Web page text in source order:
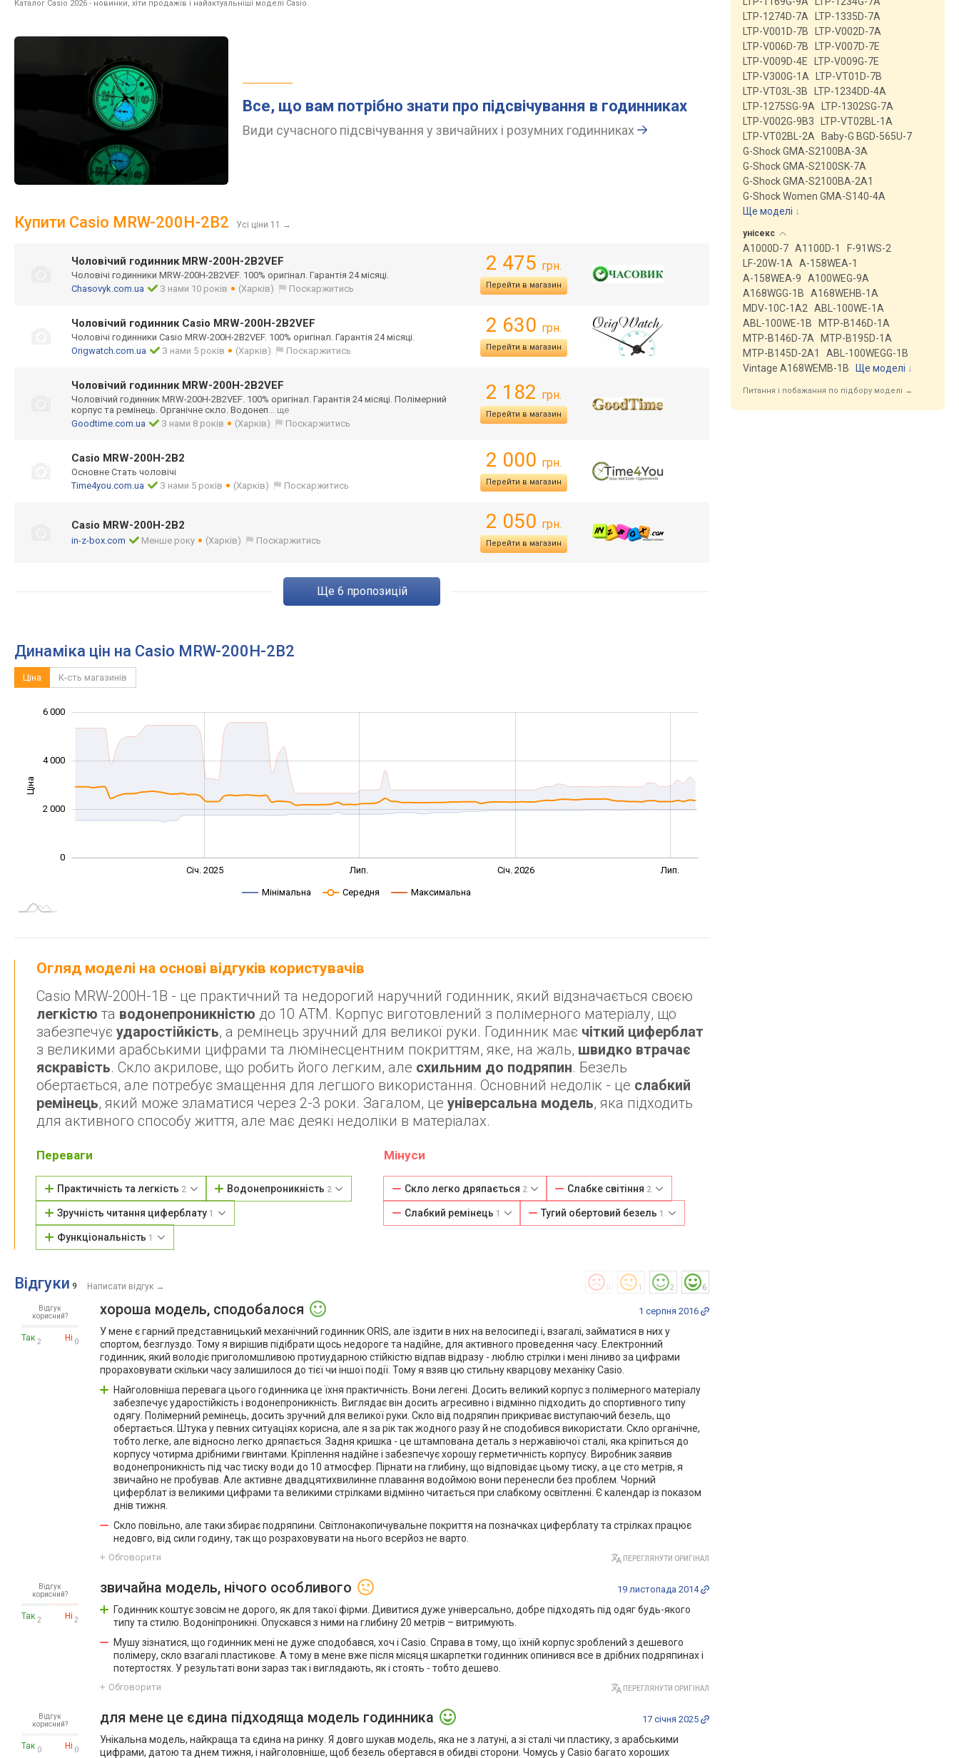
Каталог Casio 2026 - новинки, хіти продажів і найактуальніші моделі Casio.
Все, що вам потрібно знати про підсвічування в годинниках
Види сучасного підсвічування у звичайних і розумних годинниках
Купити Casio MRW-200H-2B2 Усі ціни 11 →
Чоловічий годинник MRW-200H-2B2VEF
Чоловічі годинники MRW-200H-2B2VEF. 100% оригінал. Гарантія 24 місяці.
Chasovyk.com.ua
З нами 10 років (Харків) Поскаржитись
2 475 грн.
Перейти в магазин
Чоловічий годинник Casio MRW-200H-2B2VEF
Чоловічі годинники Casio MRW-200H-2B2VEF. 100% оригінал. Гарантія 24 місяці.
Origwatch.com.ua
З нами 5 років (Харків) Поскаржитись
2 630 грн.
Перейти в магазин
Чоловічий годинник MRW-200H-2B2VEF
Чоловічий годинник MRW-200H-2B2VEF. 100% оригінал. Гарантія 24 місяці. Полімерний
корпус та ремінець. Органічне скло. Водонеп... ще
Goodtime.com.ua
З нами 8 років (Харків) Поскаржитись
2 182 грн.
Перейти в магазин
Casio MRW-200H-2B2
Основне Стать чоловічі
Time4you.com.ua
З нами 5 років (Харків) Поскаржитись
2 000 грн.
Перейти в магазин
Casio MRW-200H-2B2
in-z-box.com Менше року (Харків) Поскаржитись
2 050 грн.
Перейти в магазин
ще 6 пропозицій
Динаміка цін на Casio MRW-200H-2B2
Ціна К-сть магазинів
Ціна
0
2 000
4 000
6 000
Січ. 2025 Лип. Січ. 2026 Лип.
Мінімальна Середня Максимальна
Огляд моделі на основі відгуків користувачів
Casio MRW-200H-1B - це практичний та недорогий наручний годинник, який відзначається своєю
легкістю та водонепроникністю до 10 ATM. Корпус виготовлений з полімерного матеріалу, що
забезпечує ударостійкість, а ремінець зручний для великої руки. Годинник має чіткий циферблат
з великими арабськими цифрами та люмінесцентним покриттям, яке, на жаль, швидко втрачає
яскравість. Скло акрилове, що робить його легким, але схильним до подряпин. Безель
обертається, але потребує змащення для легшого використання. Основний недолік - це слабкий
ремінець, який може зламатися через 2-3 роки. Загалом, це універсальна модель, яка підходить
для активного способу життя, але має деякі недоліки в матеріалах.
Переваги
Практичність та легкість 2 Водонепроникність 2
Зручність читання циферблату 1
Функціональність 1
Мінуси
Скло легко дряпається 2 Слабке світіння 2
Слабкий ремінець 1 Тугий обертовий безель 1
Відгуки 9 Написати відгук → 0 1 2 6
Відгук
корисний?
Так 2 Ні 0
хороша модель, сподобалося 1 серпня 2016
У мене є гарний представницький механічний годинник ORIS, але їздити в них на велосипеді і, взагалі, займатися в них у
спортом, безглуздо. Тому я вирішив підібрати щось недороге та надійне, для активного проведення часу. Електронний
годинник, який володіє приголомшливою протиударною стійкістю відпав відразу - люблю стрілки і мені ліниво за цифрами
прораховувати скільки часу залишилося до тієї чи іншої події. Тому я взяв цю стильну кварцову механіку Casio.
Найголовніша перевага цього годинника це їхня практичність. Вони легені. Досить великий корпус з полімерного матеріалу
забезпечує ударостійкість і водонепроникність. Виглядає він досить агресивно і відмінно підходить до спортивного типу
одягу. Полімерний ремінець, досить зручний для великої руки. Скло від подряпин прикриває виступаючий безель, що
обертається. Штука у певних ситуаціях корисна, але я за рік так жодного разу й не сподобився використати. Скло органічне,
тобто легке, але відносно легко дряпається. Задня кришка - це штампована деталь з нержавіючої сталі, яка кріпиться до
корпусу чотирма дрібними гвинтами. Кріплення надійне і забезпечує хорошу герметичність корпусу. Виробник заявив
водонепроникність під час тиску води до 10 атмосфер. Пірнати на глибину, що відповідає цьому тиску, а це сто метрів, я
звичайно не пробував. Але активне двадцятихвилинне плавання водоймою вони перенесли без проблем. Чорний
циферблат із великими цифрами та великими стрілками відмінно читається при слабкому освітленні. Є календар із показом
днів тижня.
Скло повільно, але таки збирає подряпини. Світлонакопичувальне покриття на позначках циферблату та стрілках працює
недовго, від сили годину, так що розраховувати на нього всерйоз не варто.
Обговорити ПЕРЕГЛЯНУТИ ОРИГІНАЛ
Відгук
корисний?
Так 2 Ні 2
звичайна модель, нічого особливого 19 листопада 2014
Годинник коштує зовсім не дорого, як для такої фірми. Дивитися дуже універсально, добре підходять під одяг будь-якого
типу та стилю. Водоніпроникні. Опускався з ними на глибину 20 метрів – витримують.
Мушу зізнатися, що годинник мені не дуже сподобався, хоч і Casio. Справа в тому, що їхній корпус зроблений з дешевого
полімеру, скло взагалі пластикове. А тому в мене вже після місяця шкарпетки годинник опинився все в дрібних подряпинах і
потертостях. У результаті вони зараз так і виглядають, як і стоять - тобто дешево.
Обговорити ПЕРЕГЛЯНУТИ ОРИГІНАЛ
Відгук
корисний?
Так 0 Ні 0
для мене це єдина підходяща модель годинника 17 січня 2025
Унікальна модель, найкраща та єдина на ринку. Я довго шукав модель, яка не з латуні, а зі сталі чи пластику, з арабськими
цифрами, датою та днем тижня, і найголовніше, щоб безель обертався в обидві сторони. Чомусь у Casio багато хороших
LTP-1274D-7A
LTP-1335D-7A
LTP-V001D-7B
LTP-V002D-7A
LTP-V006D-7B
LTP-V007D-7E
LTP-V009D-4E
LTP-V009G-7E
LTP-V300G-1A
LTP-VT01D-7B
LTP-VT03L-3B
LTP-1234DD-4A
LTP-1275SG-9A
LTP-1302SG-7A
LTP-V002G-9B3
LTP-VT02BL-1A
LTP-VT02BL-2A
Baby-G BGD-565U-7
G-Shock GMA-S2100BA-3A
G-Shock GMA-S2100SK-7A
G-Shock GMA-S2100BA-2A1
G-Shock Women GMA-S140-4A
Ще моделі ↓
унісекс
A1000D-7 A1100D-1
F-91WS-2
LF-20W-1A
A-158WEA-1
A-158WEA-9
A100WEG-9A
A168WGG-1B
A168WEHB-1A
MDV-10C-1A2
ABL-100WE-1A
ABL-100WE-1B
MTP-B146D-1A
MTP-B146D-7A
MTP-B195D-1A
MTP-B145D-2A1
ABL-100WEGG-1B
Vintage A168WEMB-1B
Ще моделі ↓
Питання і побажання по підбору моделі →